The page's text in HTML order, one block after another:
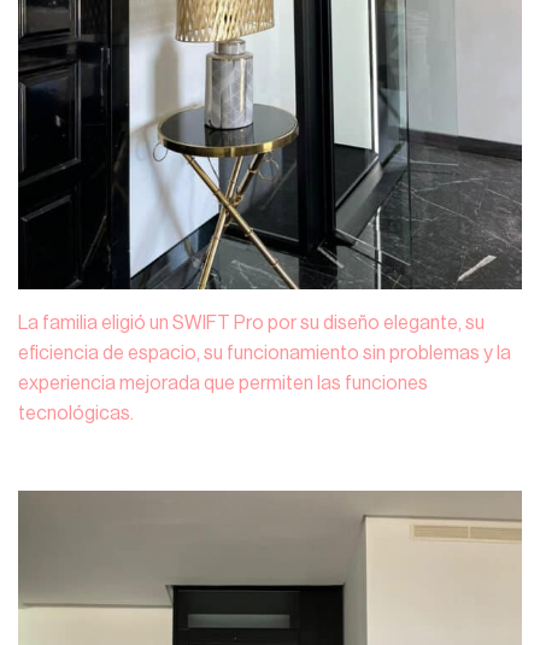
La familia eligió un SWIFT Pro por su diseño elegante, su
eficiencia de espacio, su funcionamiento sin problemas y la
experiencia mejorada que permiten las funciones
tecnológicas.